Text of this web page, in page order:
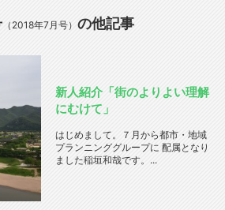
（2018年7月号） の他記事
新人紹介「街のよりよい理解
にむけて」
はじめまして。７月から都市・地域
プランニンググループに 配属となり
ました稲垣和哉です。...